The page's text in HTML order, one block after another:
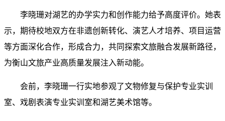
李晓珊对湖艺的办学实力和创作能力给予高度评价。她表
示，期待校地双方在非遗创新转化、演艺人才培养、项目运营
等方面深化合作，形成合力，共同探索文旅融合发展新路径，
为衡山文旅产业高质量发展注入新动能。
会前，李晓珊一行实地参观了文物修复与保护专业实训
室、戏剧表演专业实训室和湖艺美术馆等。